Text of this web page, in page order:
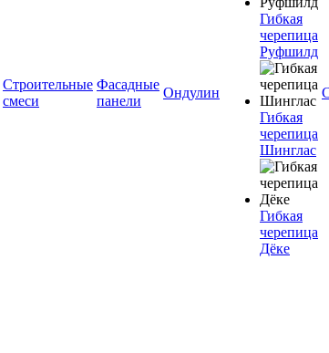
Строительные
смеси
Фасадные
панели
Ондулин
Гибкая
черепица
Руфшилд
Гибкая
черепица
Шинглас
Гибкая
черепица
Дёке